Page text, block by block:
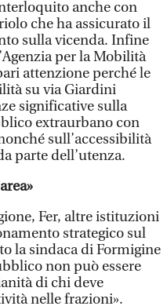
anche con
che ha assicurato il
sulla vicenda. Infine
per la Mobilità
attenzione perché le
su via Giardini
significative sulla
extraurbano con
sull’accessibilità
parte dell’utenza.
Fer, altre istituzioni
strategico sul
la sindaca di Formigine
non può essere
di chi deve
nelle frazioni».